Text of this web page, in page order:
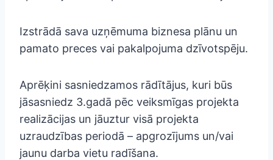
Izstrādā sava uzņēmuma biznesa plānu un
pamato preces vai pakalpojuma dzīvotspēju.
Aprēķini sasniedzamos rādītājus, kuri būs
jāsasniedz 3.gadā pēc veiksmīgas projekta
realizācijas un jāuztur visā projekta
uzraudzības periodā – apgrozījums un/vai
jaunu darba vietu radīšana.